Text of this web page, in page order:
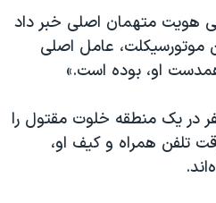
هویت متهمان اصلی خبر داد
عامل اصلی
همدست او، بوده است.»
در یک منطقه خلوت مقتول را
تلفن همراه و کیف او،